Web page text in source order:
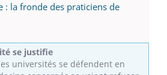
: la fronde des praticiens de
se justifie
universités se défendent en